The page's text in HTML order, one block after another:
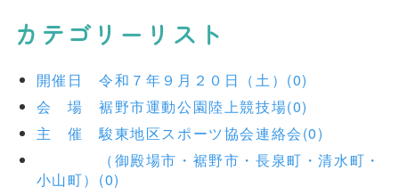
カテゴリーリスト
開催日 令和７年９月２０日（土）(0)
会 場 裾野市運動公園陸上競技場(0)
主 催 駿東地区スポーツ協会連絡会(0)
（御殿場市・裾野市・長泉町・清水町・
小山町）(0)